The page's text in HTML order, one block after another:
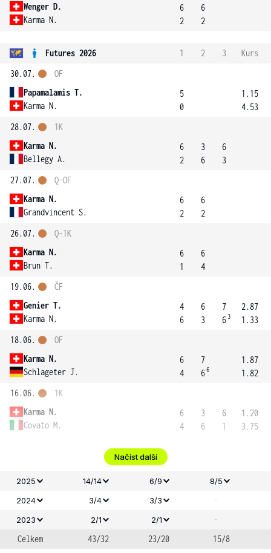
Wenger D.
Karma N.
6
2
6
2
Futures 2026 1 2 3
Kurs
30.07.
Papamalamis T.
Karma N.
OF
5
0
1.15
4.53
28.07.
Karma N.
Bellegy A.
1K
6
2
3
6
6
3
27.07.
Karma N.
Grandvincent S.
Q-OF
6
2
6
2
26.07.
Karma N.
Brun T.
Q-1K
6
1
6
4
19.06.
Genier T.
Karma N.
ČF
4
6
6
3
7
6 3
2.87
1.33
18.06.
Karma N.
Schlageter J.
OF
6
4
7
66
1.87
1.82
16.06.
Karma N.
Covato M.
1K
6
4
3
6
6
1
1.20
3.75
Načíst další
2025 14/14 6/9
8/5
2024
3/4 3/3 -
2023 2/1 2/1
-
Celkem
43/32 23/20 15/8